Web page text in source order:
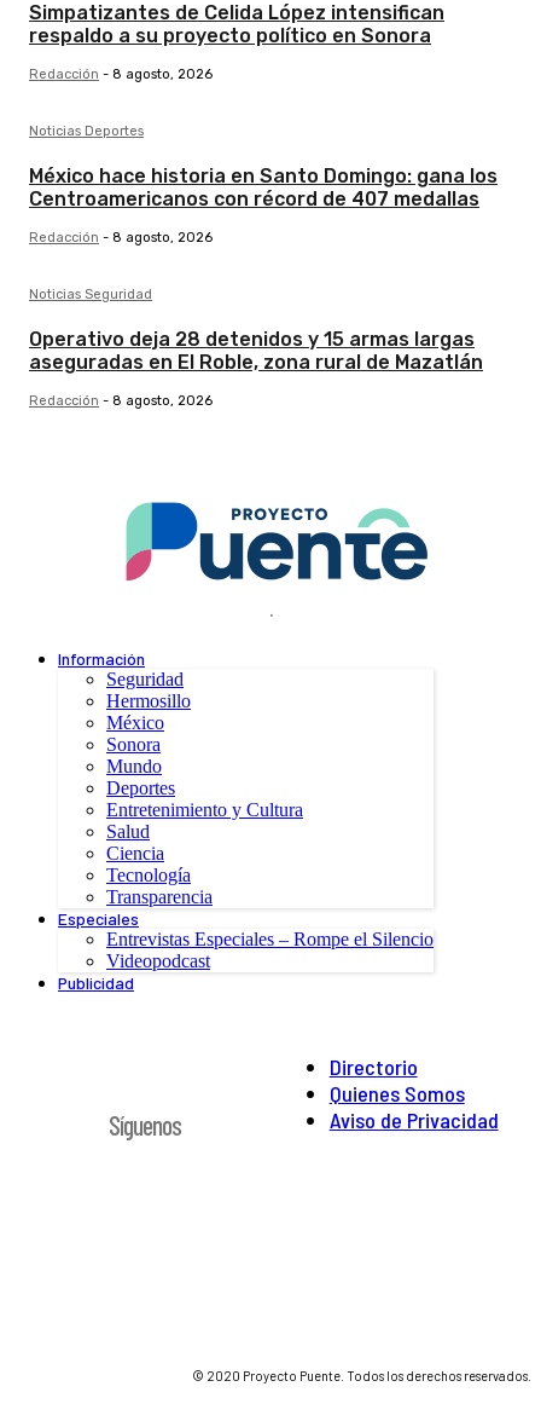
Simpatizantes de Celida López intensifican
respaldo a su proyecto político en Sonora
Redacción - 8 agosto, 2026
Noticias Deportes
México hace historia en Santo Domingo: gana los
Centroamericanos con récord de 407 medallas
Redacción - 8 agosto, 2026
Noticias Seguridad
Operativo deja 28 detenidos y 15 armas largas
aseguradas en El Roble, zona rural de Mazatlán
Redacción - 8 agosto, 2026
.
Información
Seguridad
Hermosillo
México
Sonora
Mundo
Deportes
Entretenimiento y Cultura
Salud
Ciencia
Tecnología
Transparencia
Especiales
Entrevistas Especiales – Rompe el Silencio
Videopodcast
Publicidad
Directorio
Quienes Somos
Aviso de Privacidad
Síguenos
© 2020 Proyecto Puente. Todos los derechos reservados.